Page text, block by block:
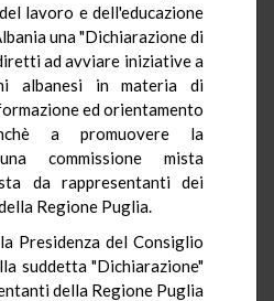
lavoro e dell'educazione
una "Dichiarazione di
ad avviare iniziative a
albanesi in materia di
ed orientamento
a promuovere la
commissione mista
da rappresentanti dei
Regione Puglia.
Presidenza del Consiglio
suddetta "Dichiarazione"
della Regione Puglia